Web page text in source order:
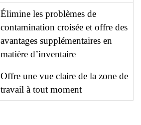
Élimine les problèmes de
contamination croisée et offre des
avantages supplémentaires en
matière d’inventaire
Offre une vue claire de la zone de
travail à tout moment